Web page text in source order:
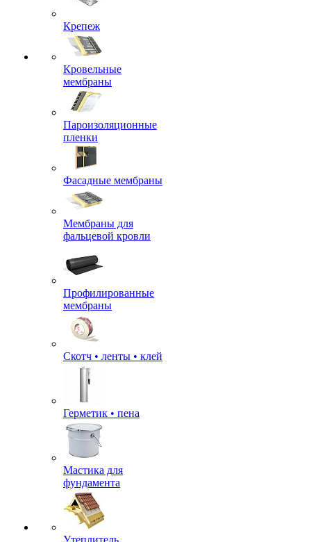
Крепеж
Кровельные
мембраны
Пароизоляционные
пленки
Фасадные мембраны
Мембраны для
фальцевой кровли
Профилированные
мембраны
Скотч • ленты • клей
Герметик • пена
Мастика для
фундамента
Утеплитель